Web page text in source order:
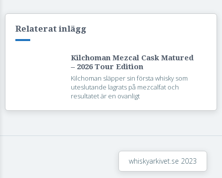
Relaterat inlägg
Kilchoman Mezcal Cask Matured
– 2026 Tour Edition
Kilchoman släpper sin första whisky som
uteslutande lagrats på mezcalfat och
resultatet är en ovanligt
whiskyarkivet.se 2023